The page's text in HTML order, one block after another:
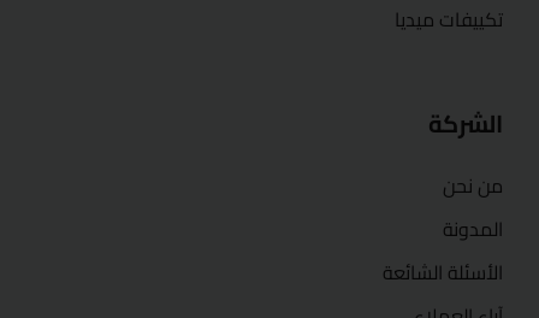
تكييفات ميديا
الشركة
من نحن
المدونة
الأسئلة الشائعة